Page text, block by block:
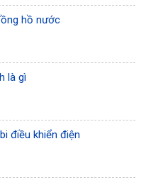
hồ nước
là gì
điều khiển điện